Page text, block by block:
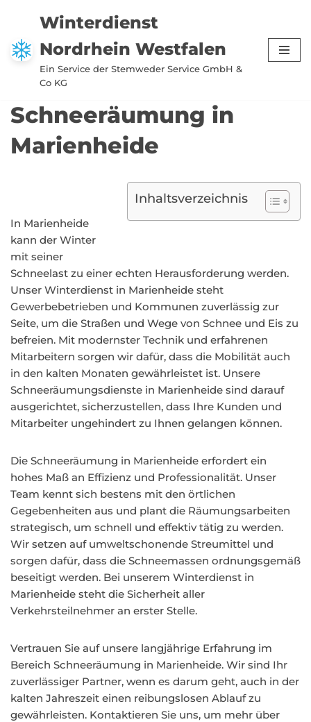
Zum
Inhalt
springen
Winterdienst
Nordrhein Westfalen
Ein Service der Stemweder Service GmbH &
Co KG
Schneeräumung in
Marienheide
Inhaltsverzeichnis
In Marienheide
kann der Winter
mit seiner
Schneelast zu einer echten Herausforderung werden.
Unser Winterdienst in Marienheide steht
Gewerbebetrieben und Kommunen zuverlässig zur
Seite, um die Straßen und Wege von Schnee und Eis zu
befreien. Mit modernster Technik und erfahrenen
Mitarbeitern sorgen wir dafür, dass die Mobilität auch
in den kalten Monaten gewährleistet ist. Unsere
Schneeräumungsdienste in Marienheide sind darauf
ausgerichtet, sicherzustellen, dass Ihre Kunden und
Mitarbeiter ungehindert zu Ihnen gelangen können.
Die Schneeräumung in Marienheide erfordert ein
hohes Maß an Effizienz und Professionalität. Unser
Team kennt sich bestens mit den örtlichen
Gegebenheiten aus und plant die Räumungsarbeiten
strategisch, um schnell und effektiv tätig zu werden.
Wir setzen auf umweltschonende Streumittel und
sorgen dafür, dass die Schneemassen ordnungsgemäß
beseitigt werden. Bei unserem Winterdienst in
Marienheide steht die Sicherheit aller
Verkehrsteilnehmer an erster Stelle.
Vertrauen Sie auf unsere langjährige Erfahrung im
Bereich Schneeräumung in Marienheide. Wir sind Ihr
zuverlässiger Partner, wenn es darum geht, auch in der
kalten Jahreszeit einen reibungslosen Ablauf zu
gewährleisten. Kontaktieren Sie uns, um mehr über